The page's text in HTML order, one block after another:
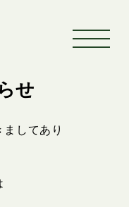
せ
してあり